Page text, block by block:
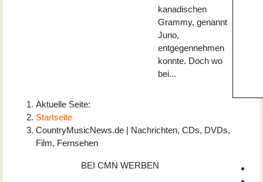
kanadischen
Grammy, genannt
Juno,
entgegennehmen
konnte. Doch wo
bei...
Aktuelle Seite:
Startseite
CountryMusicNews.de | Nachrichten, CDs, DVDs,
Film, Fernsehen
BEI CMN WERBEN